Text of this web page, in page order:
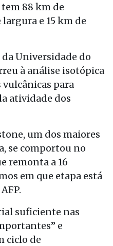
88 km de
e 15 km de
Universidade do
à análise isotópica
vulcânicas para
atividade dos
um dos maiores
se comportou no
remonta a 16
em que etapa está
suficiente nas
e
ciclo de